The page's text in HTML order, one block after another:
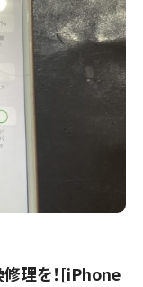
理を！[iPhone